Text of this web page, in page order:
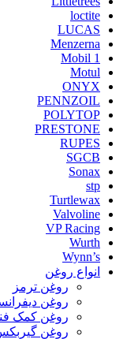
loctite
LUCAS
Menzerna
Mobil 1
Motul
ONYX
PENNZOIL
POLYTOP
PRESTONE
RUPES
SGCB
Sonax
stp
Turtlewax
Valvoline
VP Racing
Wurth
Wynn’s
انواع روغن
روغن ترمز
روغن
روغن کمک
روغن